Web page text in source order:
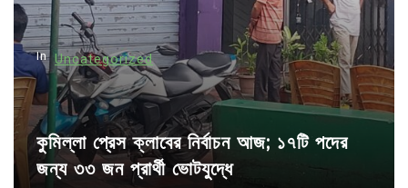
o
n
In Uncategorized
কুমিল্লা প্রেস ক্লাবের নির্বাচন আজ; ১৭টি পদের
জন্য ৩৩ জন প্রার্থী ভোটযুদ্ধে